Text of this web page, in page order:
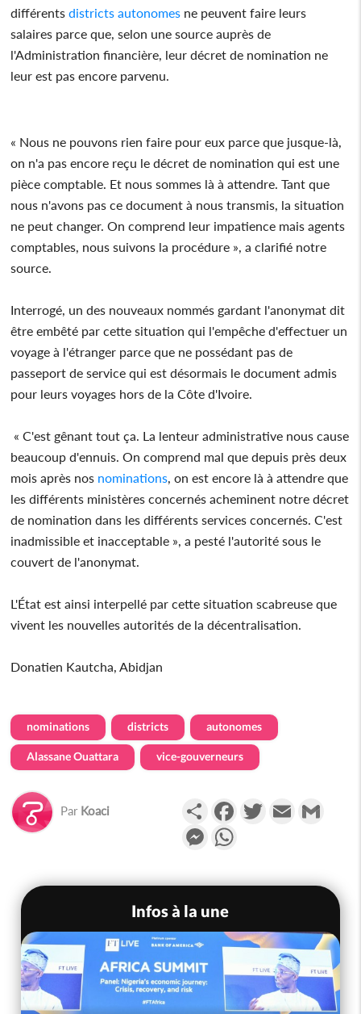
différentsdistricts autonomes ne peuvent faire leurs
salaires parce que, selon une source auprès de
l'Administration financière, leur décret de nomination ne
leur est pas encore parvenu.
« Nous ne pouvons rien faire pour eux parce que jusque-là,
on n'a pas encore reçu le décret de nomination qui est une
pièce comptable. Et nous sommes là à attendre. Tant que
nous n'avons pas ce document à nous transmis, la situation
ne peut changer. On comprend leur impatience mais agents
comptables, nous suivons la procédure », a clarifié notre
source.
Interrogé, un des nouveaux nommés gardant l'anonymat dit
être embêté par cette situation qui l'empêche d'effectuer un
voyage à l'étranger parce que ne possédant pas de
passeport de service qui est désormais le document admis
pour leurs voyages hors de la Côte d'Ivoire.
« C'est gênant tout ça. La lenteur administrative nous cause
beaucoup d'ennuis. On comprend mal que depuis près deux
mois après nos nominations , on est encore là à attendre que
les différents ministères concernés acheminent notre décret
de nomination dans les différents services concernés. C'est
inadmissible et inacceptable », a pesté l'autorité sous le
couvert de l'anonymat.
L'État est ainsi interpellé par cette situation scabreuse que
vivent les nouvelles autorités de la décentralisation.
Donatien Kautcha, Abidjan
nominations districts autonomes
Alassane Ouattara vice-gouverneurs
Par Koaci PartagerFacebookTwitterEmail
Messenger
Infos à la une